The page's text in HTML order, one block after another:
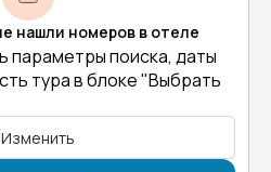
нашли номеров в отеле
параметры поиска, даты
тура в блоке "Выбрать
Изменить